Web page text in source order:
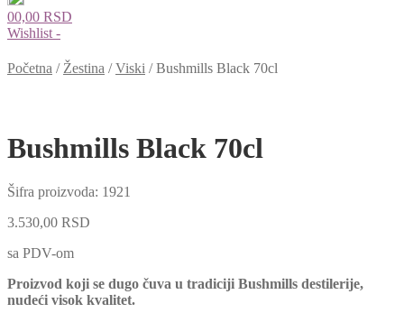
00,00 RSD
Wishlist -
Početna / Žestina /Viski /Bushmills Black 70cl
Bushmills Black 70cl
Šifra proizvoda: 1921
3.530,00 RSD
sa PDV-om
Proizvod koji se dugo čuva u tradiciji Bushmills destilerije,
nudeći visok kvalitet.